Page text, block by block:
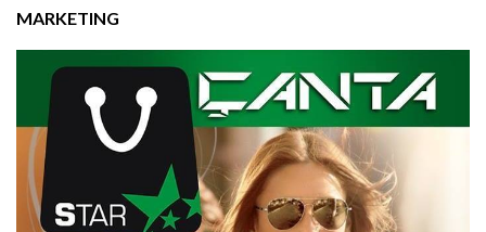
MARKETING